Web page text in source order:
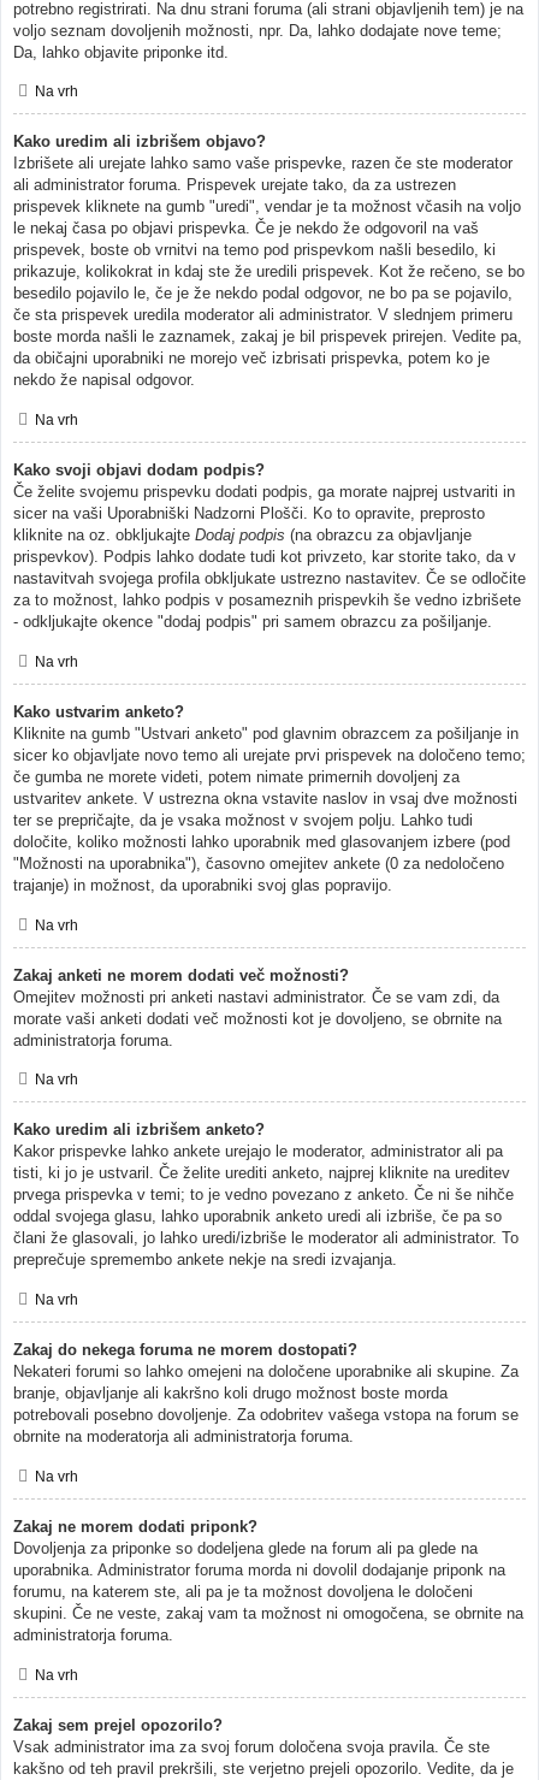
potrebno registrirati. Na dnu strani foruma (ali strani objavljenih tem) je na
voljo seznam dovoljenih možnosti, npr. Da, lahko dodajate nove teme;
Da, lahko objavite priponke itd.
Na vrh
Kako uredim ali izbrišem objavo?
Izbrišete ali urejate lahko samo vaše prispevke, razen če ste moderator
ali administrator foruma. Prispevek urejate tako, da za ustrezen
prispevek kliknete na gumb "uredi", vendar je ta možnost včasih na voljo
le nekaj časa po objavi prispevka. Če je nekdo že odgovoril na vaš
prispevek, boste ob vrnitvi na temo pod prispevkom našli besedilo, ki
prikazuje, kolikokrat in kdaj ste že uredili prispevek. Kot že rečeno, se bo
besedilo pojavilo le, če je že nekdo podal odgovor, ne bo pa se pojavilo,
če sta prispevek uredila moderator ali administrator. V slednjem primeru
boste morda našli le zaznamek, zakaj je bil prispevek prirejen. Vedite pa,
da običajni uporabniki ne morejo več izbrisati prispevka, potem ko je
nekdo že napisal odgovor.
Na vrh
Kako svoji objavi dodam podpis?
Če želite svojemu prispevku dodati podpis, ga morate najprej ustvariti in
sicer na vaši Uporabniški Nadzorni Plošči. Ko to opravite, preprosto
kliknite na oz. obkljukajte Dodaj podpis (na obrazcu za objavljanje
prispevkov). Podpis lahko dodate tudi kot privzeto, kar storite tako, da v
nastavitvah svojega profila obkljukate ustrezno nastavitev. Če se odločite
za to možnost, lahko podpis v posameznih prispevkih še vedno izbrišete
- odkljukajte okence "dodaj podpis" pri samem obrazcu za pošiljanje.
Na vrh
Kako ustvarim anketo?
Kliknite na gumb "Ustvari anketo" pod glavnim obrazcem za pošiljanje in
sicer ko objavljate novo temo ali urejate prvi prispevek na določeno temo;
če gumba ne morete videti, potem nimate primernih dovoljenj za
ustvaritev ankete. V ustrezna okna vstavite naslov in vsaj dve možnosti
ter se prepričajte, da je vsaka možnost v svojem polju. Lahko tudi
določite, koliko možnosti lahko uporabnik med glasovanjem izbere (pod
"Možnosti na uporabnika"), časovno omejitev ankete (0 za nedoločeno
trajanje) in možnost, da uporabniki svoj glas popravijo.
Na vrh
Zakaj anketi ne morem dodati več možnosti?
Omejitev možnosti pri anketi nastavi administrator. Če se vam zdi, da
morate vaši anketi dodati več možnosti kot je dovoljeno, se obrnite na
administratorja foruma.
Na vrh
Kako uredim ali izbrišem anketo?
Kakor prispevke lahko ankete urejajo le moderator, administrator ali pa
tisti, ki jo je ustvaril. Če želite urediti anketo, najprej kliknite na ureditev
prvega prispevka v temi; to je vedno povezano z anketo. Če ni še nihče
oddal svojega glasu, lahko uporabnik anketo uredi ali izbriše, če pa so
člani že glasovali, jo lahko uredi/izbriše le moderator ali administrator. To
preprečuje spremembo ankete nekje na sredi izvajanja.
Na vrh
Zakaj do nekega foruma ne morem dostopati?
Nekateri forumi so lahko omejeni na določene uporabnike ali skupine. Za
branje, objavljanje ali kakršno koli drugo možnost boste morda
potrebovali posebno dovoljenje. Za odobritev vašega vstopa na forum se
obrnite na moderatorja ali administratorja foruma.
Na vrh
Zakaj ne morem dodati priponk?
Dovoljenja za priponke so dodeljena glede na forum ali pa glede na
uporabnika. Administrator foruma morda ni dovolil dodajanje priponk na
forumu, na katerem ste, ali pa je ta možnost dovoljena le določeni
skupini. Če ne veste, zakaj vam ta možnost ni omogočena, se obrnite na
administratorja foruma.
Na vrh
Zakaj sem prejel opozorilo?
Vsak administrator ima za svoj forum določena svoja pravila. Če ste
kakšno od teh pravil prekršili, ste verjetno prejeli opozorilo. Vedite, da je